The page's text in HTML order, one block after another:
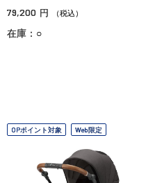
79,200 円 （税込）
在庫：○
OPポイント対象 Web限定